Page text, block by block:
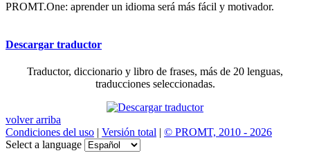
PROMT.One: aprender un idioma será más fácil y motivador.
Descargar traductor
Traductor, diccionario y libro de frases, más de 20 lenguas,
traducciones seleccionadas.
volver arriba
Condiciones del uso | Versión total | © PROMT, 2010 - 2026
Select a language